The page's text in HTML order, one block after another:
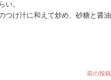
い。
つけ汁に和えて炒め、砂糖と醤油
前の投稿